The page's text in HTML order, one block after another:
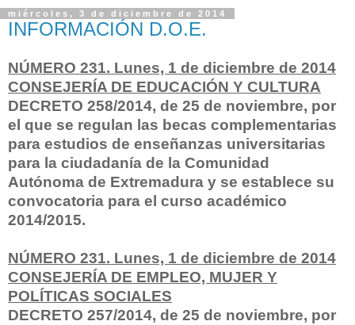
miércoles, 3 de diciembre de 2014
INFORMACIÓN D.O.E.
NÚMERO 231. Lunes, 1 de diciembre de 2014
CONSEJERÍA DE EDUCACIÓN Y CULTURA
DECRETO 258/2014, de 25 de noviembre, por
el que se regulan las becas complementarias
para estudios de enseñanzas universitarias
para la ciudadanía de la Comunidad
Autónoma de Extremadura y se establece su
convocatoria para el curso académico
2014/2015.
NÚMERO 231. Lunes, 1 de diciembre de 2014
CONSEJERÍA DE EMPLEO, MUJER Y
POLÍTICAS SOCIALES
DECRETO 257/2014, de 25 de noviembre, por